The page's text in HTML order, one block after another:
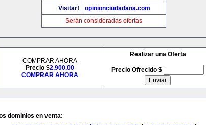
Visitar!
opinionciudadana.com
Serán consideradas ofertas
COMPRAR AHORA
Precio $2,900.00
COMPRAR AHORA
Realizar una Oferta
Precio Ofrecido $
dominios en venta: